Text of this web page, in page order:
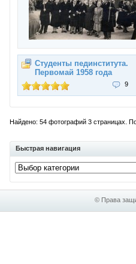
Студенты пединститута.
Первомай 1958 года
9
Найдено: 54 фотографий 3 страницах.
Быстрая навигация
© Права